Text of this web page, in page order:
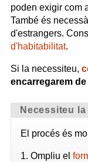
poden exigir com
També és
d'estrangers.
d'habitabilitat.
Si la necessiteu,
encarregarem
Necessiteu
El procés és
Ompliu el